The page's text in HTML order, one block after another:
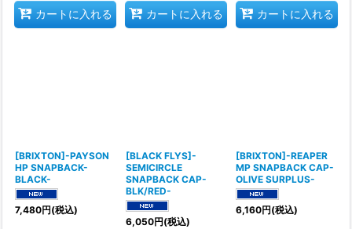
カートに入れる カートに入れる カートに入れる
[BRIXTON]-PAYSON
HP SNAPBACK-
BLACK-
7,480円(税込)
[BLACK FLYS]-
SEMICIRCLE
SNAPBACK CAP-
BLK/RED-
6,050円(税込)
[BRIXTON]-REAPER
MP SNAPBACK CAP-
OLIVE SURPLUS-
6,160円(税込)